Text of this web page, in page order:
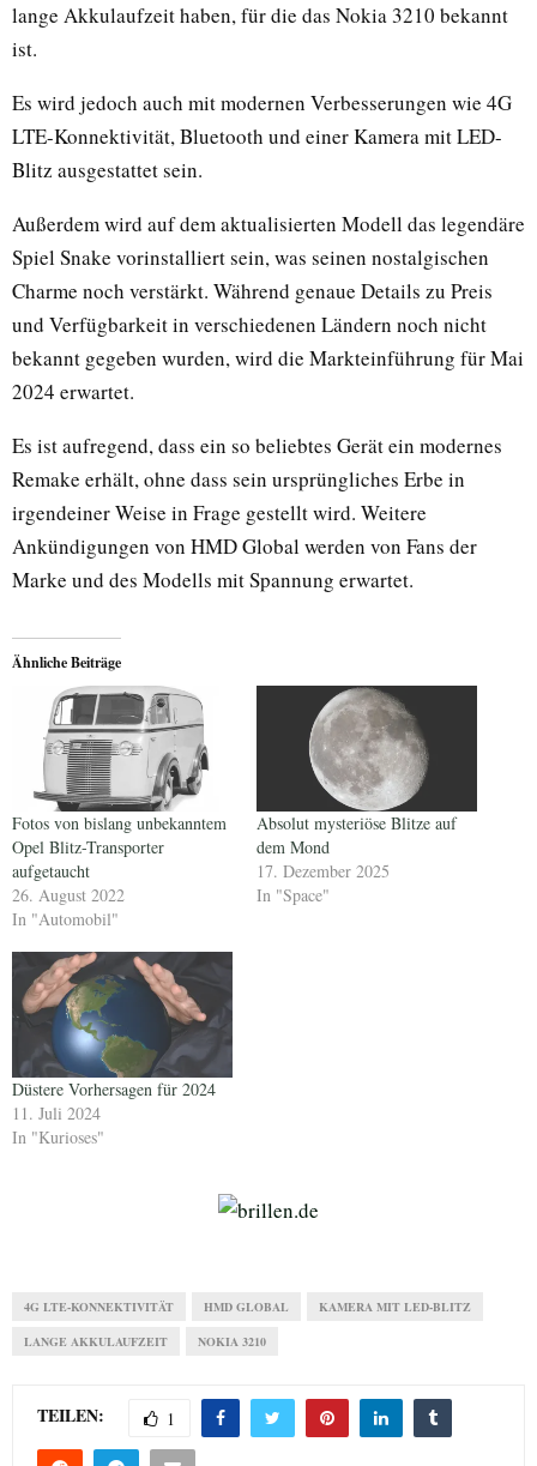
lange Akkulaufzeit haben, für die das Nokia 3210 bekannt
ist.
Es wird jedoch auch mit modernen Verbesserungen wie 4G
LTE-Konnektivität, Bluetooth und einer Kamera mit LED-
Blitz ausgestattet sein.
Außerdem wird auf dem aktualisierten Modell das legendäre
Spiel Snake vorinstalliert sein, was seinen nostalgischen
Charme noch verstärkt. Während genaue Details zu Preis
und Verfügbarkeit in verschiedenen Ländern noch nicht
bekannt gegeben wurden, wird die Markteinführung für Mai
2024 erwartet.
Es ist aufregend, dass ein so beliebtes Gerät ein modernes
Remake erhält, ohne dass sein ursprüngliches Erbe in
irgendeiner Weise in Frage gestellt wird. Weitere
Ankündigungen von HMD Global werden von Fans der
Marke und des Modells mit Spannung erwartet.
Ähnliche Beiträge
Fotos von bislang unbekanntem
Opel Blitz-Transporter
aufgetaucht
26. August 2022
In "Automobil"
Absolut mysteriöse Blitze auf
dem Mond
17. Dezember 2025
In "Space"
Düstere Vorhersagen für 2024
11. Juli 2024
In "Kurioses"
4G LTE-KONNEKTIVITÄT HMD GLOBAL KAMERA MIT LED-BLITZ
LANGE AKKULAUFZEIT NOKIA 3210
TEILEN: 1